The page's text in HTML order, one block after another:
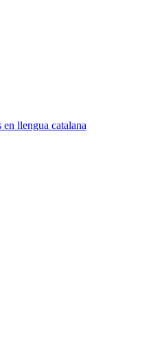
llengua catalana